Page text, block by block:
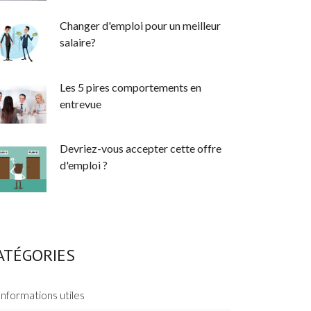
Changer d'emploi pour un meilleur
salaire?
Les 5 pires comportements en
entrevue
Devriez-vous accepter cette offre
d'emploi ?
utiles